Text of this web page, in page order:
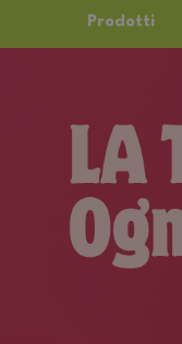
Prodotti